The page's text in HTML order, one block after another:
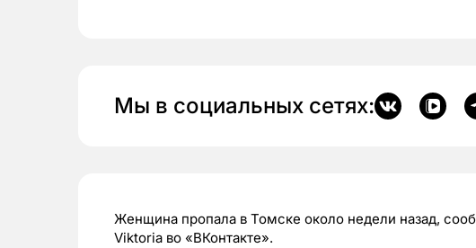
Мы в социальных сетях:
Женщина пропала в Томске около недели назад,
Viktoria во «ВКонтакте».